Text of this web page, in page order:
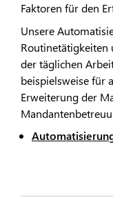
Faktoren für den
Unsere
Routinetätigkeiten
der täglichen
beispielsweise für
Erweiterung der